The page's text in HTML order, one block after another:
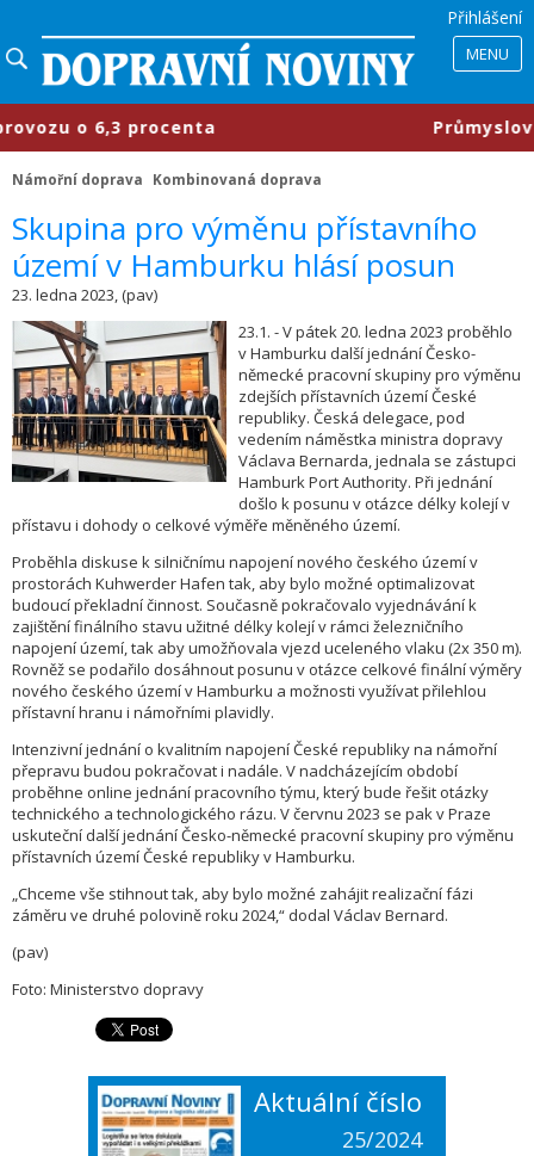
Přihlášení
MENU
o 6,3 procenta ​Průmyslové
Námořní doprava Kombinovaná doprava
Skupina pro výměnu přístavního
území v Hamburku hlásí posun
23. ledna 2023, (pav)
23.1. - V pátek 20. ledna 2023 proběhlo
v Hamburku další jednání Česko-
německé pracovní skupiny pro výměnu
zdejších přístavních území České
republiky. Česká delegace, pod
vedením náměstka ministra dopravy
Václava Bernarda, jednala se zástupci
Hamburk Port Authority. Při jednání
došlo k posunu v otázce délky kolejí v
přístavu i dohody o celkové výměře měněného území.
Proběhla diskuse k silničnímu napojení nového českého území v
prostorách Kuhwerder Hafen tak, aby bylo možné optimalizovat
budoucí překladní činnost. Současně pokračovalo vyjednávání k
zajištění finálního stavu užitné délky kolejí v rámci železničního
napojení území, tak aby umožňovala vjezd uceleného vlaku (2x 350 m).
Rovněž se podařilo dosáhnout posunu v otázce celkové finální výměry
nového českého území v Hamburku a možnosti využívat přilehlou
přístavní hranu i námořními plavidly.
Intenzivní jednání o kvalitním napojení České republiky na námořní
přepravu budou pokračovat i nadále. V nadcházejícím období
proběhne online jednání pracovního týmu, který bude řešit otázky
technického a technologického rázu. V červnu 2023 se pak v Praze
uskuteční další jednání Česko-německé pracovní skupiny pro výměnu
přístavních území České republiky v Hamburku.
„Chceme vše stihnout tak, aby bylo možné zahájit realizační fázi
záměru ve druhé polovině roku 2024,“ dodal Václav Bernard.
(pav)
Foto: Ministerstvo dopravy
Aktuální číslo
25/2024